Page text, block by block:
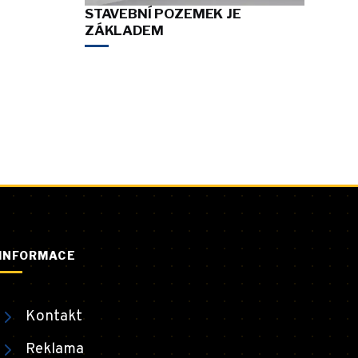
STAVEBNÍ POZEMEK JE
ZÁKLADEM
INFORMACE
Kontakt
Reklama